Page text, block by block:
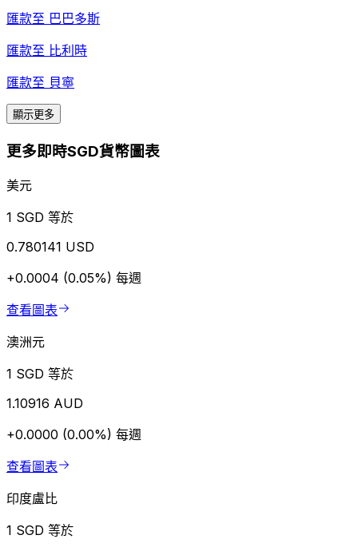
匯款至 巴巴多斯
匯款至 比利時
匯款至 貝寧
顯示更多
更多即時SGD貨幣圖表
美元
1 SGD 等於
0.780141 USD
+0.0004 (0.05%) 每週
查看圖表
澳洲元
1 SGD 等於
1.10916 AUD
+0.0000 (0.00%) 每週
查看圖表
印度盧比
1 SGD 等於